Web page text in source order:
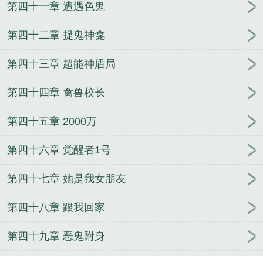
第四十一章 遭遇色鬼
第四十二章 捉鬼神龛
第四十三章 超能神盾局
第四十四章 禽兽校长
第四十五章 2000万
第四十六章 觉醒者1号
第四十七章 她是我女朋友
第四十八章 跟我回家
第四十九章 恶鬼附身